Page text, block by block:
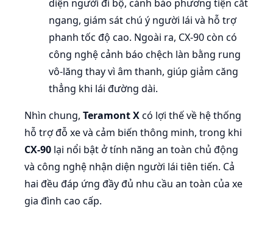
diện người đi bộ, cảnh báo phương tiện cắt
ngang, giám sát chú ý người lái và hỗ trợ
phanh tốc độ cao. Ngoài ra, CX-90 còn có
công nghệ cảnh báo chệch làn bằng rung
vô-lăng thay vì âm thanh, giúp giảm căng
thẳng khi lái đường dài.
Nhìn chung, Teramont Xcó lợi thế về hệ thống
hỗ trợ đỗ xe và cảm biến thông minh, trong khi
CX-90 lại nổi bật ở tính năng an toàn chủ động
và công nghệ nhận diện người lái tiên tiến. Cả
hai đều đáp ứng đầy đủ nhu cầu an toàn của xe
gia đình cao cấp.